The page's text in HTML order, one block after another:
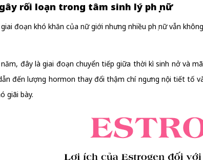
rối loạn trong tâm sinh lý phụ nữ
đoạn khó khăn của nữ giới nhưng nhiều phụ nữ vẫn
đây là giai đoạn chuyển tiếp giữa thời kì sinh nở và
đến lượng hormon thay đổi thậm chí ngưng nội tiết
giãi bày.